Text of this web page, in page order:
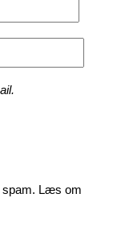
spam. Læs om